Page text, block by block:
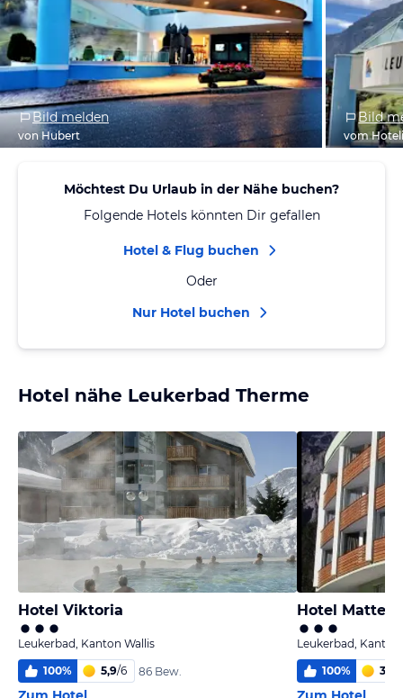
Bild melden
von Hubert
Bild
vom
Möchtest Du Urlaub in der Nähe buchen?
Folgende Hotels könnten Dir gefallen
Hotel & Flug buchen
Oder
Nur Hotel buchen
Hotel nähe Leukerbad Therme
Hotel Viktoria
Leukerbad, Kanton Wallis
100% 5,9/6 86 Bew.
Hotel
Leukerbad, Kanton
100% 3,4